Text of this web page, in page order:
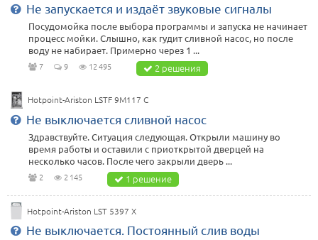
Не запускается и издаёт звуковые сигналы
Посудомойка после выбора программы и запуска не начинает
процесс мойки. Слышно, как гудит сливной насос, но после
воду не набирает. Примерно через 1 ...
7 9 12 495 2 решения
Hotpoint-Ariston LSTF 9M117 C
Не выключается сливной насос
Здравствуйте. Ситуация следующая. Открыли машину во
время работы и оставили с приоткрытой дверцей на
несколько часов. После чего закрыли дверь ...
2 2 145 1 решение
Hotpoint-Ariston LST 5397 X
Не выключается. Постоянный слив воды